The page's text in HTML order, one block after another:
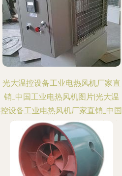
光大温控设备工业电热风机厂家直
销_中国工业电热风机图片|光大温
控设备工业电热风机厂家直销_中国
工业电热风机产品图片由青州市光
大温控设备厂公司生产提供-